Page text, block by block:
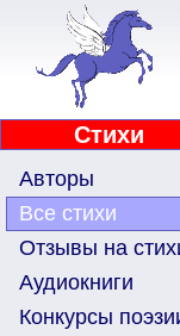
Стихи
Авторы
Все стихи
Отзывы на
Аудиокниги
Конкурсы